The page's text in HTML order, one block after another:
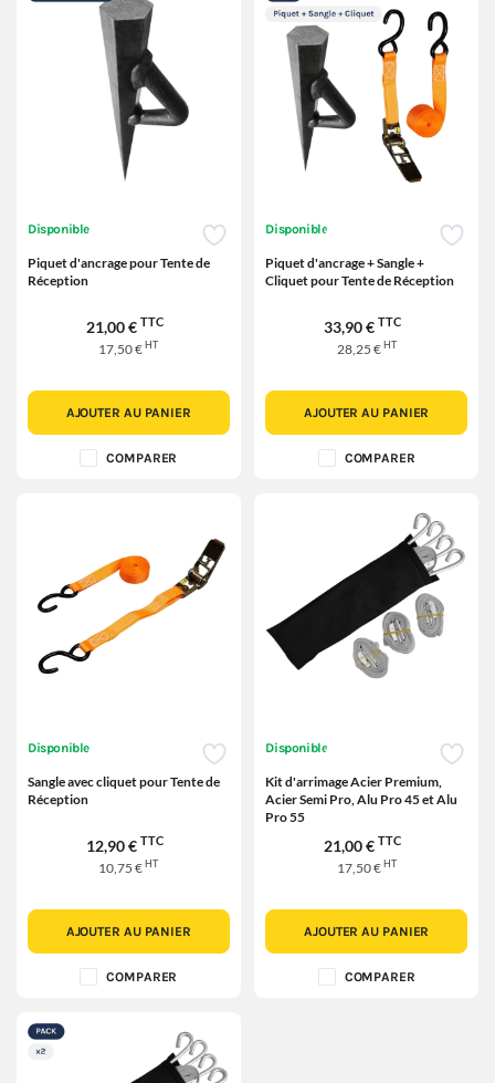
Disponible
Piquet d'ancrage pour Tente de
Réception
21,00 € TTC
17,50 €HT
AJOUTER AU PANIER
COMPARER
Disponible
Piquet d'ancrage + Sangle +
Cliquet pour Tente de Réception
33,90 € TTC
28,25 €HT
AJOUTER AU PANIER
COMPARER
Disponible
Sangle avec cliquet pour Tente de
Réception
12,90 € TTC
10,75 €HT
AJOUTER AU PANIER
COMPARER
Disponible
Kit d'arrimage Acier Premium,
Acier Semi Pro, Alu Pro 45 et Alu
Pro 55
21,00 € TTC
17,50 €HT
AJOUTER AU PANIER
COMPARER